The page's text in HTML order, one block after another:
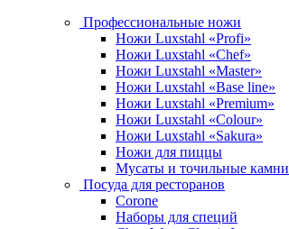
Профессиональные ножи
Ножи Luxstahl «Profi»
Ножи Luxstahl «Chef»
Ножи Luxstahl «Master»
Ножи Luxstahl «Base line»
Ножи Luxstahl «Premium»
Ножи Luxstahl «Colour»
Ножи Luxstahl «Sakura»
Ножи для пиццы
Мусаты и точильные камни
Посуда для ресторанов
Corone
Наборы для специй